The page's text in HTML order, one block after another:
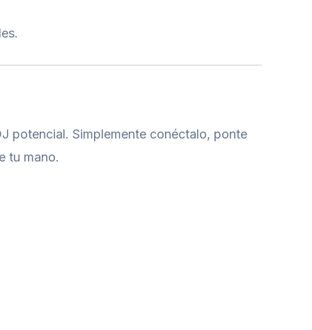
potencial. Simplemente conéctalo, ponte
tu mano.